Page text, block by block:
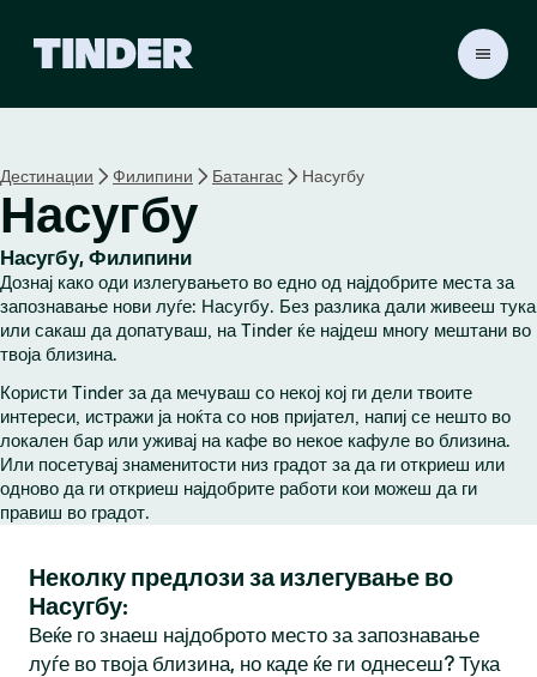
r
e
Дестинации Филипини Батангас Насугбу
Насугбу
Насугбу, Филипини
Дознај како оди излегувањето во едно од најдобрите места за
запознавање нови луѓе: Насугбу. Без разлика дали живееш тука
или сакаш да допатуваш, на Tinder ќе најдеш многу мештани во
твоја близина.
Користи Tinder за да мечуваш со некој кој ги дели твоите
интереси, истражи ја ноќта со нов пријател, напиј се нешто во
локален бар или уживај на кафе во некое кафуле во близина.
Или посетувај знаменитости низ градот за да ги откриеш или
одново да ги откриеш најдобрите работи кои можеш да ги
правиш во градот.
Неколку предлози за излегување во
Насугбу:
Веќе го знаеш најдоброто место за запознавање
луѓе во твоја близина, но каде ќе ги однесеш? Тука